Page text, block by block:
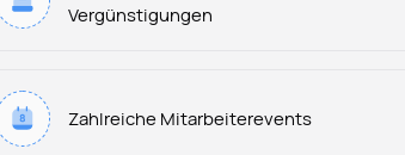
Vergünstigungen
Zahlreiche Mitarbeiterevents